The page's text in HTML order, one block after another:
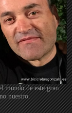
mundo de este gran
nuestro.